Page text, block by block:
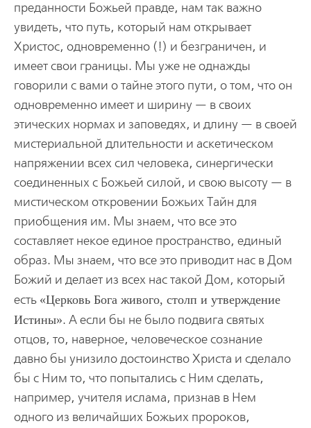
преданности Божьей правде, нам так важно
увидеть, что путь, который нам открывает
Христос, одновременно (!) и безграничен, и
имеет свои границы. Мы уже не однажды
говорили с вами о тайне этого пути, о том, что он
одновременно имеет и ширину — в своих
этических нормах и заповедях, и длину — в своей
мистериальной длительности и аскетическом
напряжении всех сил человека, синергически
соединенных с Божьей силой, и свою высоту — в
мистическом откровении Божьих Тайн для
приобщения им. Мы знаем, что все это
составляет некое единое пространство, единый
образ. Мы знаем, что все это приводит нас в Дом
Божий и делает из всех нас такой Дом, который
есть
Церковь Бога живого, столп и утверждение
Истины . А если бы не было подвига святых
отцов, то, наверное, человеческое сознание
давно бы унизило достоинство Христа и сделало
бы с Ним то, что попытались с Ним сделать,
например, учителя ислама, признав в Нем
одного из величайших Божьих пророков,